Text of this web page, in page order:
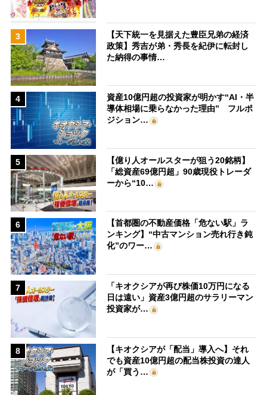
3
【天下統一を見据えた豊臣兄弟の経済
政策】秀吉が弟・秀長を紀伊に転封し
た納得の事情…
4
資産10億円超の投資家が明かす“AI・半
導体相場に乗らなかった理由” フルポ
ジション…
5
【億り人オールスターが狙う20銘柄】
「総資産69億円超」90歳現役トレーダ
ーから“10…
6
【首都圏の不動産価格「危ない駅」ラ
ンキング】“中古マンション売れ行き鈍
化”のワー…
7
「キオクシアが再び株価10万円になる
日は遠い」資産3億円超のサラリーマン
投資家が…
8
【キオクシアが「配当」導入へ】それ
でも資産10億円超の配当株投資の達人
が「買う…